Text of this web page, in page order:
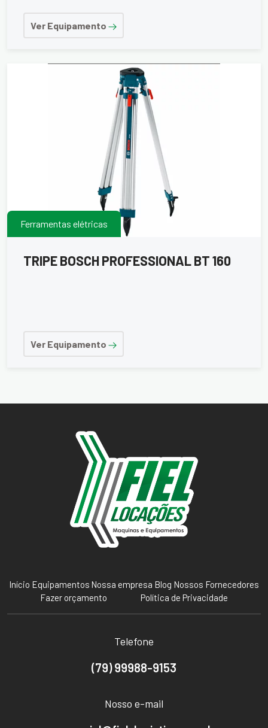
Ver Equipamento
Ferramentas elétricas
TRIPE BOSCH PROFESSIONAL BT 160
Ver Equipamento
Início Equipamentos Nossa empresa Blog Nossos Fornecedores
Fazer orçamento
Política de Privacidade
Telefone
(79) 99988-9153
Nosso e-mail